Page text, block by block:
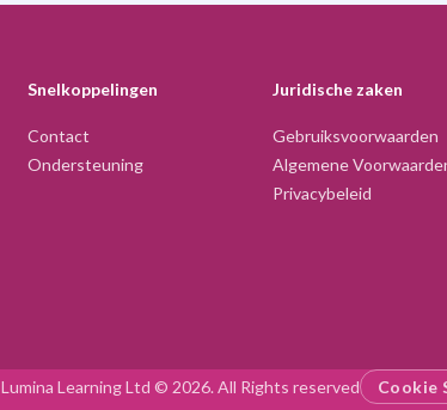
Snelkoppelingen
Contact
Ondersteuning
Juridische zaken
Gebruiksvoorwaarden
Algemene
Privacybeleid
Lumina Learning Ltd © 2026. All Rights reserved Cookie